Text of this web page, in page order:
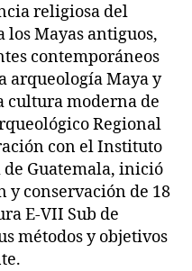
religiosa del
los Mayas antiguos,
contemporáneos
arqueología Maya y
cultura moderna de
Regional
con el Instituto
Guatemala, inició
y conservación de 18
E-VII Sub de
métodos y objetivos